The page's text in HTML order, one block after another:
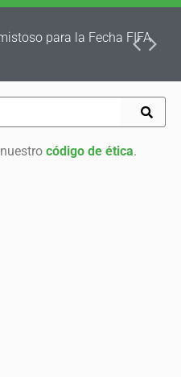
para la Fecha FIFA
código de ética.